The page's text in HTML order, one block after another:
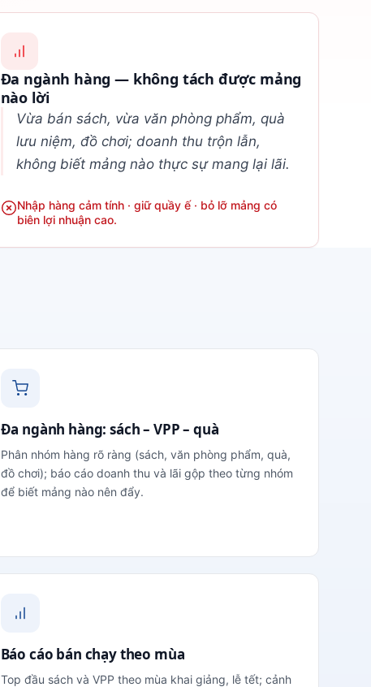
Đa ngành hàng — không tách được mảng
nào lời
Vừa bán sách, vừa văn phòng phẩm, quà
lưu niệm, đồ chơi; doanh thu trộn lẫn,
không biết mảng nào thực sự mang lại lãi.
Nhập hàng cảm tính · giữ quầy ế · bỏ lỡ mảng có
biên lợi nhuận cao.
Đa ngành hàng: sách – VPP – quà
Phân nhóm hàng rõ ràng (sách, văn phòng phẩm, quà,
đồ chơi); báo cáo doanh thu và lãi gộp theo từng nhóm
để biết mảng nào nên đẩy.
Báo cáo bán chạy theo mùa
Top đầu sách và VPP theo mùa khai giảng, lễ tết; cảnh